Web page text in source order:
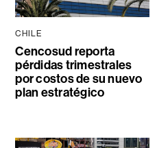
CHILE
Cencosud reporta
pérdidas trimestrales
por costos de su nuevo
plan estratégico